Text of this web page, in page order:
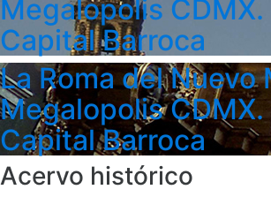
Megalopolis CDMX.
Capital Barroca
La Roma del Nuevo
Megalopolis CDMX.
Capital Barroca
Acervo histórico